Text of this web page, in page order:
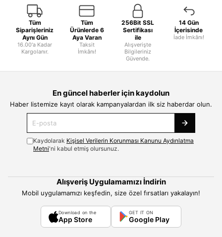
Tüm
Siparişleriniz
Aynı Gün
16.00'a Kadar
Kargolanır.
Tüm
Ürünlerde 6
Aya Varan
Taksit
İmkânı!
256Bit SSL
Sertifikası
ile
Alışverişte
Bilgileriniz
Güvende.
14 Gün
İçerisinde
İade İmkânı!
En güncel haberler için kaydolun
Haber listemize kayıt olarak kampanyalardan ilk siz haberdar olun.
Kaydolarak Kişisel Verilerin Korunması Kanunu Aydınlatma
Metni'ni kabul etmiş olursunuz.
Alışveriş Uygulamamızı İndirin
Mobil uygulamamızı keşfedin, size özel fırsatları yakalayın!
Download on the
App Store
GET IT ON
Google Play